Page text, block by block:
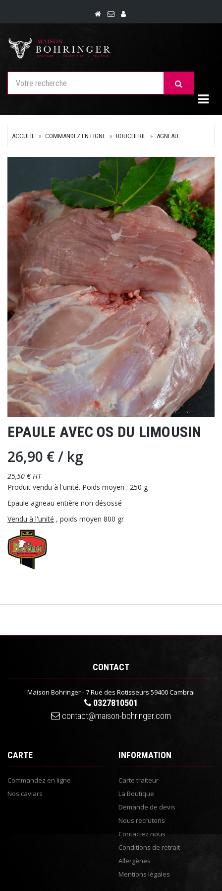
ACCUEIL COMMANDEZ EN LIGNE BOUCHERIE AGNEAU
EPAULE AVEC OS DU LIMOUSIN
26,90 €/ kg
25,50 € HT
Produit vendu à l'unité. Poids moyen : 250 g
Epaule agneau entière non désossé
Vendu à l'unité , poids moyen 800 gr
CONTACT
Maison Bohringer - 7 Rue des Rotisseurs 59400 Cambrai
0327810501
contact@maison-bohringer.com
CARTE
Commandez en ligne
Nos caviars
INFORMATION
Carte traiteur
La Boutique
Demande de devis
Nous recrutons
Contactez nous
Conditions de retrait
Allergènes
Mentions légales